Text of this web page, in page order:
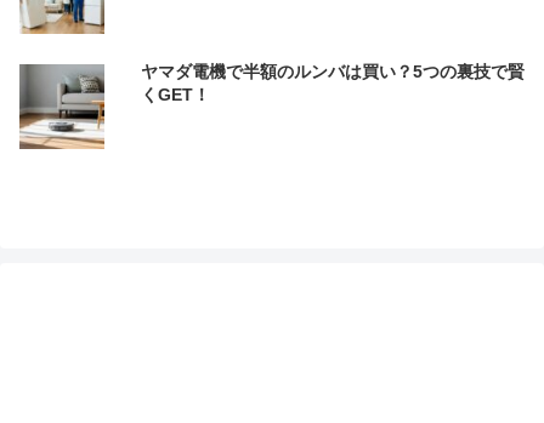
ヤマダ電機で半額のルンバは買い？5つの裏技で賢
くGET！